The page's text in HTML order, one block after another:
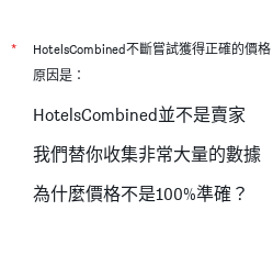
* HotelsCombined不斷嘗試獲得正確的價
原因是：
HotelsCombined並不是賣家
我們替你收集非常大量的數據
為什麼價格不是100%準確？